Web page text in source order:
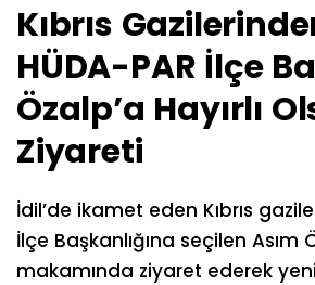
Kıbrıs
HÜDA-PAR İlçe
Özalp’a Hayırlı
Ziyareti
İdil’de ikamet eden Kıbrıs
İlçe Başkanlığına seçilen Asım
makamında ziyaret ederek